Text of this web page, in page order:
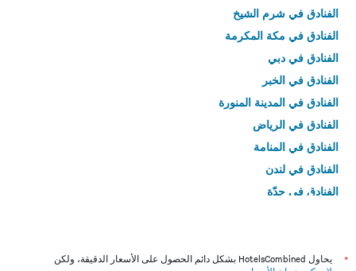
الفنادق في شرم الشيخ
الفنادق في مكة المكرمة
الفنادق في دبي
الفنادق في الخبر
الفنادق في المدينة المنورة
الفنادق في الرياض
الفنادق في المنامة
الفنادق في لندن
الفنادق في جدّة
*
يحاول HotelsCombined بشكل دائم الحصول على الأسعار الدقيقة، ولكن